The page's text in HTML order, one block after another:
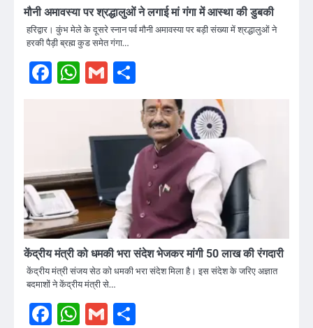
मौनी अमावस्या पर श्रद्धालुओं ने लगाई मां गंगा में आस्था की डुबकी
हरिद्वार। कुंभ मेले के दूसरे स्नान पर्व मौनी अमावस्या पर बड़ी संख्या में श्रद्धालुओं ने
हरकी पैड़ी ब्रह्म कुड समेत गंगा…
Facebook
WhatsApp
Gmail
केंद्रीय मंत्री को धमकी भरा संदेश भेजकर मांगी 50 लाख की रंगदारी
केंद्रीय मंत्री संजय सेठ को धमकी भरा संदेश मिला है। इस संदेश के जरिए अज्ञात
बदमाशों ने केंद्रीय मंत्री से…
Facebook
WhatsApp
Gmail